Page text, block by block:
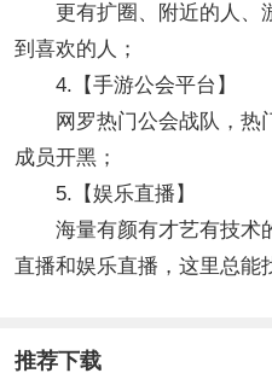
更有扩圈、附近的人、
到喜欢的人；
4.【手游公会平台】
网罗热门公会战队，热
成员开黑；
5.【娱乐直播】
海量有颜有才艺有技术
直播和娱乐直播，这里总能
推荐下载